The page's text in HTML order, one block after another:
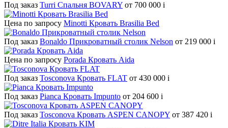
Под заказ Turri Спальня BOVARY от 700 000 i
Цена по запросу Minotti Кровать Brasilia Bed
Под заказ Bonaldo Прикроватный столик Nelson от 219 000 i
Цена по запросу Porada Кровать Aida
Под заказ Tosconova Кровать FLAT от 430 000 i
Под заказ Pianca Кровать Impunto от 204 600 i
Под заказ Tosconova Кровать ASPEN CANOPY от 387 420 i